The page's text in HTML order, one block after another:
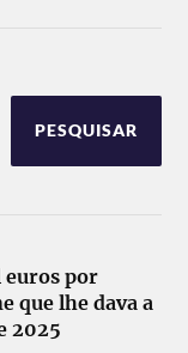
PESQUISAR
euros por
que lhe dava a
2025